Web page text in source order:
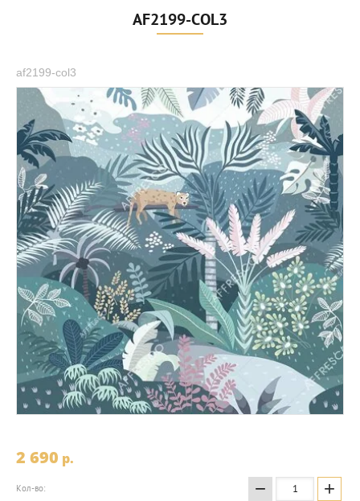
AF2199-COL3
af2199-col3
2 690 p.
Кол-во: − +